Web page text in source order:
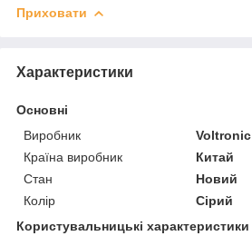
Приховати
Характеристики
Основні
Виробник
Voltronic
Країна виробник
Китай
Стан
Новий
Колір
Сірий
Користувальницькі характеристики